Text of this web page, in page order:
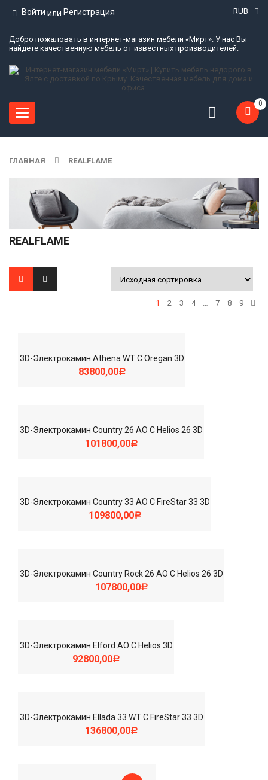
Войти или Регистрация RUB
Добро пожаловать в интернет-магазин мебели «Мирт». У нас Вы
найдете качественную мебель от известных производителей.
Toggle
navigation
0
ГЛАВНАЯ REALFLAME
REALFLAME
1 2 3 4 … 7 8 9
3D-Электрокамин Athena WT С Oregan 3D
83800,00Р
3D-Электрокамин Country 26 AO С Helios 26 3D
101800,00Р
3D-Электрокамин Country 33 AO С FireStar 33 3D
109800,00Р
3D-Электрокамин Country Rock 26 AO С Helios 26 3D
107800,00Р
3D-Электрокамин Elford AO С Helios 3D
92800,00Р
3D-Электрокамин Ellada 33 WT С FireStar 33 3D
136800,00Р